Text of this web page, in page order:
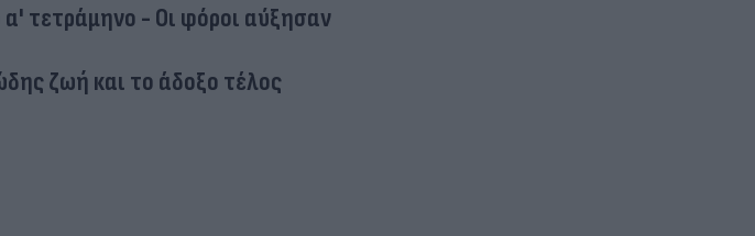
τετράμηνο - Οι φόροι αύξησαν
ζωή και το άδοξο τέλος